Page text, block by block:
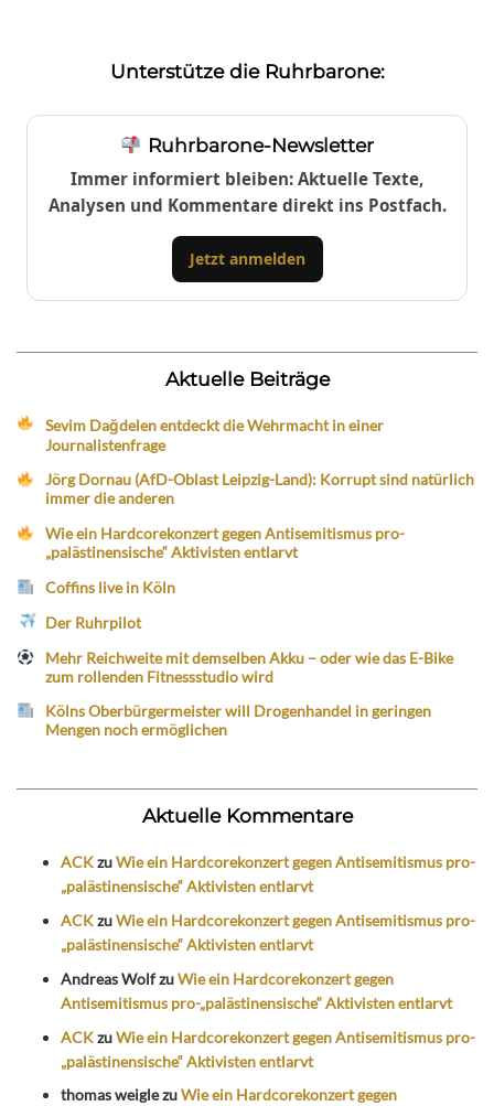
Unterstütze die Ruhrbarone:
Ruhrbarone-Newsletter
Immer informiert bleiben: Aktuelle Texte,
Analysen und Kommentare direkt ins Postfach.
Jetzt anmelden
Aktuelle Beiträge
Sevim Dağdelen entdeckt die Wehrmacht in einer
Journalistenfrage
Jörg Dornau (AfD-Oblast Leipzig-Land): Korrupt sind natürlich
immer die anderen
Wie ein Hardcorekonzert gegen Antisemitismus pro-
„palästinensische“ Aktivisten entlarvt
Coffins live in Köln
Der Ruhrpilot
Mehr Reichweite mit demselben Akku – oder wie das E-Bike
zum rollenden Fitnessstudio wird
Kölns Oberbürgermeister will Drogenhandel in geringen
Mengen noch ermöglichen
Aktuelle Kommentare
ACKzuWie ein Hardcorekonzert gegen Antisemitismus pro-
„palästinensische“ Aktivisten entlarvt
ACKzuWie ein Hardcorekonzert gegen Antisemitismus pro-
„palästinensische“ Aktivisten entlarvt
Andreas WolfzuWie ein Hardcorekonzert gegen
Antisemitismus pro-„palästinensische“ Aktivisten entlarvt
ACKzuWie ein Hardcorekonzert gegen Antisemitismus pro-
„palästinensische“ Aktivisten entlarvt
thomas weiglezuWie ein Hardcorekonzert gegen